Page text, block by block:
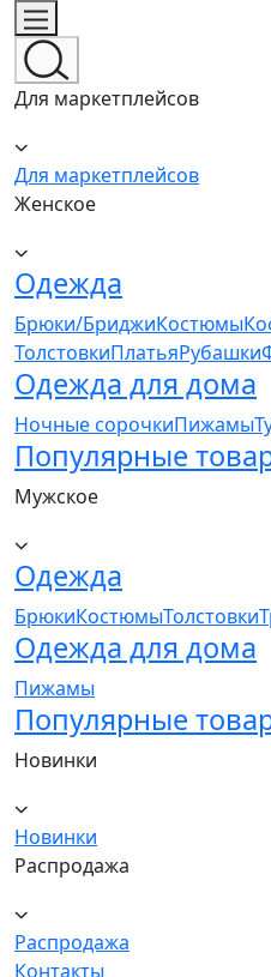
Для маркетплейсов
Для маркетплейсов
Женское
Одежда
Брюки/БриджиКостюмы
ТолстовкиПлатьяРубашки
Одежда для дома
Ночные сорочкиПижамы
Популярные
Мужское
Одежда
БрюкиКостюмыТолстовки
Одежда для дома
Пижамы
Популярные
Новинки
Новинки
Распродажа
Распродажа
Контакты